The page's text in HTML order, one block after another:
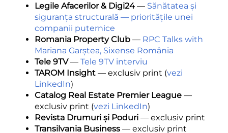
Legile Afacerilor & Digi24 — Sănătatea și
siguranța structurală — prioritățile unei
companii puternice
Romania Property Club — RPC Talks with
Mariana Garștea, Sixense România
Tele 9TV— Tele 9TV interviu
TAROM Insight — exclusiv print (vezi
LinkedIn)
Catalog Real Estate Premier League —
exclusiv print (vezi LinkedIn)
Revista Drumuri și Poduri — exclusiv print
Transilvania Business — exclusiv print